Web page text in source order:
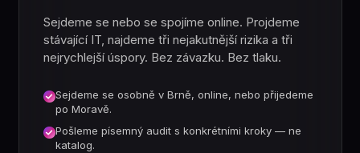
Sejdeme se nebo se spojíme online. Projdeme
stávající IT, najdeme tři nejakutnější rizika a tři
nejrychlejší úspory. Bez závazku. Bez tlaku.
Sejdeme se osobně v Brně, online, nebo přijedeme
po Moravě.
Pošleme písemný audit s konkrétními kroky — ne
katalog.